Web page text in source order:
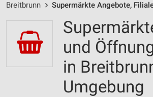
Breitbrunn Supermärkte Angebote,
und
in
Umgebung